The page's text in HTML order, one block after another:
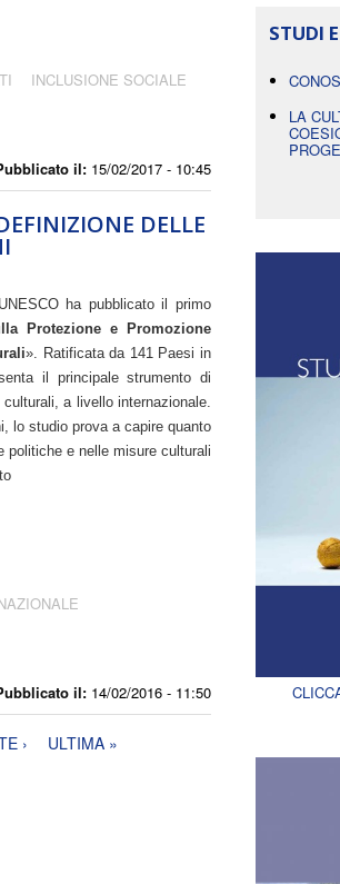
il: 15/02/2017 - 10:45
INCLUSIONE SOCIALE
DELLE
il: 14/02/2016 - 11:50
ha pubblicato il primo
Protezione e Promozione
». Ratificata da 141 Paesi in
il principale strumento di
a livello internazionale.
lo studio prova a capire quanto
e nelle misure culturali
› ULTIMA »
STUDI
LA